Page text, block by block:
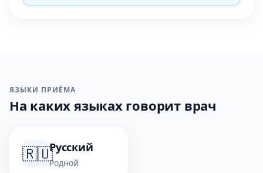
ЯЗЫКИ ПРИЁМА
На каких языках говорит врач
🇷🇺Русский
Родной